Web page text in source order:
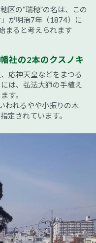
区の“瑞穂”の名は、この
が明治7年（1874）に
まると考えられます
社の2本のクスノキ
応神天皇などをまつる
は、弘法大師の手植え
す。
われるやや小振りの木
定されています。